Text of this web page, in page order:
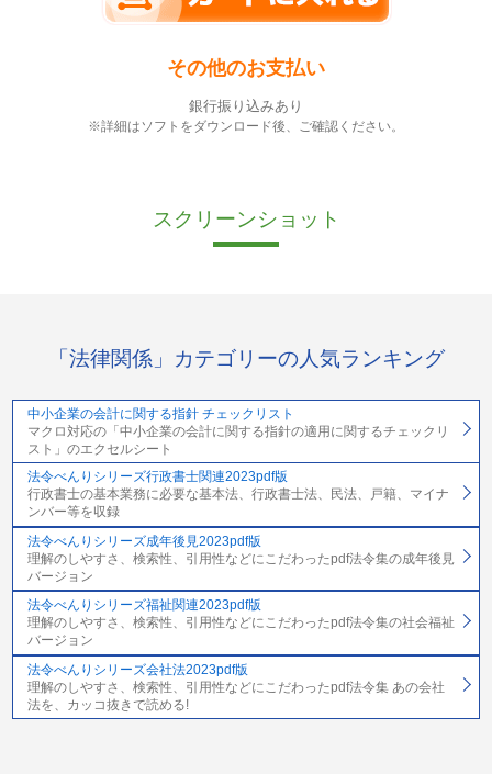
その他のお支払い
銀行振り込みあり
※詳細はソフトをダウンロード後、ご確認ください。
スクリーンショット
「法律関係」カテゴリーの人気ランキング
中小企業の会計に関する指針 チェックリスト
マクロ対応の「中小企業の会計に関する指針の適用に関するチェックリ
スト」のエクセルシート
法令べんりシリーズ行政書士関連2023pdf版
行政書士の基本業務に必要な基本法、行政書士法、民法、戸籍、マイナ
ンバー等を収録
法令べんりシリーズ成年後見2023pdf版
理解のしやすさ、検索性、引用性などにこだわったpdf法令集の成年後見
バージョン
法令べんりシリーズ福祉関連2023pdf版
理解のしやすさ、検索性、引用性などにこだわったpdf法令集の社会福祉
バージョン
法令べんりシリーズ会社法2023pdf版
理解のしやすさ、検索性、引用性などにこだわったpdf法令集 あの会社
法を、カッコ抜きで読める!